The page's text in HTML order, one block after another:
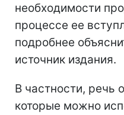
необходимости
процессе ее
подробнее
источник издания.
В частности, речь
которые можно